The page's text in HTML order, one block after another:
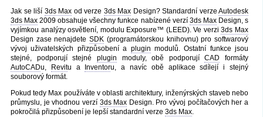
Jak se liší 3ds Max od verze 3ds Max Design? Standardní verze Autodesk
3ds Max 2009 obsahuje všechny funkce nabízené verzí 3ds MaxDesign, s
vyjímkou analýzy osvětlení, modulu Exposure™ (LEED). Ve verzi3ds Max
Design zase nenajdeteSDK (programátorskou knihovnu) pro softwarový
vývoj uživatelských přizpůsobení a plugin modulů. Ostatní funkce jsou
stejné, podporují stejné plugin moduly, obě podporujíCAD formáty
AutoCADu, Revitu a Inventoru, a navíc obě aplikace sdílejí i stejný
souborový formát.
Pokud tedy Max používáte v oblasti architektury, inženýrských staveb nebo
průmyslu, je vhodnou verzí 3ds Max Design. Pro vývoj počítačových her a
pokročilá přizpůsobení je lepší standardní verze 3ds Max.